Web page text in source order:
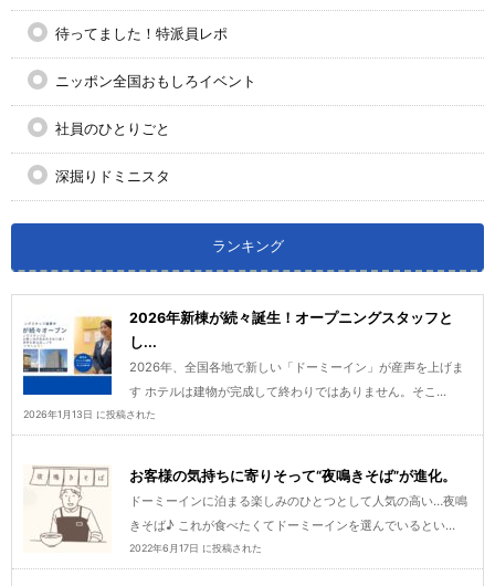
待ってました！特派員レポ
ニッポン全国おもしろイベント
社員のひとりごと
深掘りドミニスタ
ランキング
2026年新棟が続々誕生！オープニングスタッフと
し...
2026年、全国各地で新しい「ドーミーイン」が産声を上げま
す ホテルは建物が完成して終わりではありません。そこ...
2026年1月13日 に投稿された
お客様の気持ちに寄りそって“夜鳴きそば”が進化。
ドーミーインに泊まる楽しみのひとつとして人気の高い…夜鳴
きそば♪ これが食べたくてドーミーインを選んでいるとい...
2022年6月17日 に投稿された